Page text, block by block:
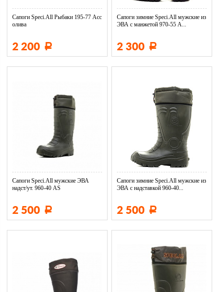
Сапоги Speci.All Рыбаки 195-77 Асс
олива
2 200 Р
Сапоги зимние Speci.All мужские из
ЭВА с манжетой 970-55 А...
2 300 Р
Сапоги Speci.All мужские ЭВА
надст/ут. 960-40 AS
2 500 Р
Сапоги зимние Speci.All мужские из
ЭВА с надставкой 960-40...
2 500 Р